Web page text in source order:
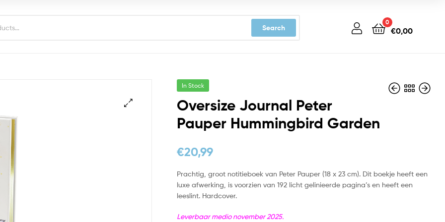
Search
0
€0,00
In Stock
Oversize Journal Peter
Pauper Hummingbird Garden
€20,99
Prachtig, groot notitieboek van Peter Pauper (18 x 23 cm). Dit boekje heeft een
luxe afwerking, is voorzien van 192 licht gelinieerde pagina’s en heeft een
leeslint. Hardcover.
Leverbaar medio november 2025.